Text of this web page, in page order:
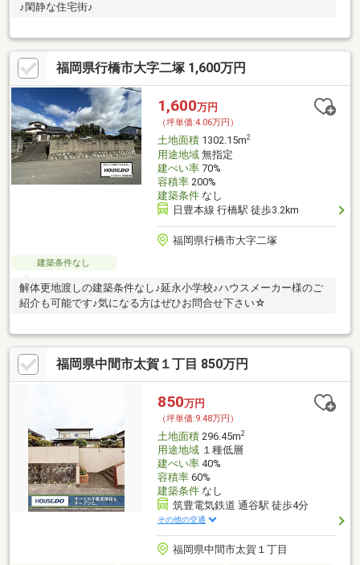
♪閑静な住宅街♪
福岡県行橋市大字二塚 1,600万円
1,600万円
（坪単価:4.06万円）
土地面積1302.15m2
用途地域無指定
建ぺい率70%
容積率200%
建築条件なし
日豊本線 行橋駅 徒歩3.2km
福岡県行橋市大字二塚
建築条件なし
解体更地渡しの建築条件なし♪延永小学校♪ハウスメーカー様のご
紹介も可能です♪気になる方はぜひお問合せ下さい☆
福岡県中間市太賀１丁目 850万円
850万円
（坪単価:9.48万円）
土地面積296.45m2
用途地域１種低層
建ぺい率40%
容積率60%
建築条件なし
筑豊電気鉄道 通谷駅 徒歩4分
その他の交通
福岡県中間市太賀１丁目